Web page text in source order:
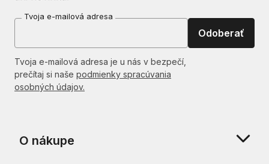
Tvoja e-mailová adresa
Odoberať
Tvoja e-mailová adresa je u nás v bezpečí,
prečítaj si naše podmienky spracúvania
osobných údajov.
O nákupe